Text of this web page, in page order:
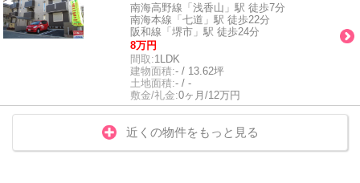
南海高野線「浅香山」駅 徒歩7分
南海本線「七道」駅 徒歩22分
阪和線「堺市」駅 徒歩24分
8万円
間取:1LDK
建物面積:- / 13.62坪
土地面積:- / -
敷金/礼金:0ヶ月/12万円
近くの物件をもっと見る